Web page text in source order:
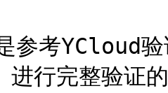
参考YCloud
进行完整验证